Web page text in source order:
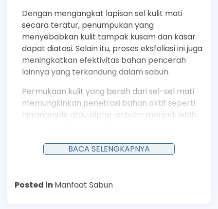
Dengan mengangkat lapisan sel kulit mati
secara teratur, penumpukan yang
menyebabkan kulit tampak kusam dan kasar
dapat diatasi. Selain itu, proses eksfoliasi ini juga
meningkatkan efektivitas bahan pencerah
lainnya yang terkandung dalam sabun.
Permukaan kulit yang bersih dari sel-sel mati
memungkinkan penetrasi bahan aktif seperti
niacinamide atau alpha-arbutin menjadi lebih
BACA SELENGKAPNYA
Posted in Manfaat Sabun